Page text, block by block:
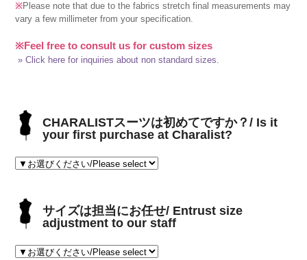
※Please note that due to the fabrics stretch final measurements may
vary a few millimeter from your specification.
※Feel free to consult us for custom sizes
» Click here for inquiries about non standard sizes.
CHARALISTスーツは初めてですか？/ Is it
your first purchase at Charalist?
サイズは担当にお任せ/ Entrust size
adjustment to our staff